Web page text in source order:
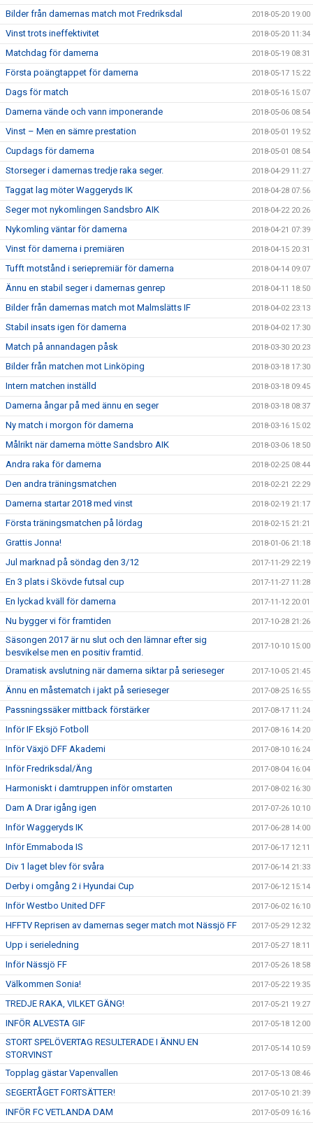
Bilder från damernas match mot Fredriksdal 2018-05-20 19:00
Vinst trots ineffektivitet 2018-05-20 11:34
Matchdag för damerna 2018-05-19 08:31
Första poängtappet för damerna 2018-05-17 15:22
Dags för match 2018-05-16 15:07
Damerna vände och vann imponerande 2018-05-06 08:54
Vinst – Men en sämre prestation 2018-05-01 19:52
Cupdags för damerna 2018-05-01 08:54
Storseger i damernas tredje raka seger. 2018-04-29 11:27
Taggat lag möter Waggeryds IK 2018-04-28 07:56
Seger mot nykomlingen Sandsbro AIK 2018-04-22 20:26
Nykomling väntar för damerna 2018-04-21 07:39
Vinst för damerna i premiären 2018-04-15 20:31
Tufft motstånd i seriepremiär för damerna 2018-04-14 09:07
Ännu en stabil seger i damernas genrep 2018-04-11 18:50
Bilder från damernas match mot Malmslätts IF 2018-04-02 23:13
Stabil insats igen för damerna 2018-04-02 17:30
Match på annandagen påsk 2018-03-30 20:23
Bilder från matchen mot Linköping 2018-03-18 17:30
Intern matchen inställd 2018-03-18 09:45
Damerna ångar på med ännu en seger 2018-03-18 08:37
Ny match i morgon för damerna 2018-03-16 15:02
Målrikt när damerna mötte Sandsbro AIK 2018-03-06 18:50
Andra raka för damerna 2018-02-25 08:44
Den andra träningsmatchen 2018-02-21 22:29
Damerna startar 2018 med vinst 2018-02-19 21:17
Första träningsmatchen på lördag 2018-02-15 21:21
Grattis Jonna! 2018-01-06 21:18
Jul marknad på söndag den 3/12 2017-11-29 22:19
En 3 plats i Skövde futsal cup 2017-11-27 11:28
En lyckad kväll för damerna 2017-11-12 20:01
Nu bygger vi för framtiden 2017-10-28 21:26
Säsongen 2017 är nu slut och den lämnar efter sig
besvikelse men en positiv framtid.
2017-10-10 15:00
Dramatisk avslutning när damerna siktar på serieseger 2017-10-05 21:45
Ännu en måstematch i jakt på serieseger 2017-08-25 16:55
Passningssäker mittback förstärker 2017-08-17 11:24
Inför IF Eksjö Fotboll 2017-08-16 14:20
Inför Växjö DFF Akademi 2017-08-10 16:24
Inför Fredriksdal/Äng 2017-08-04 16:04
Harmoniskt i damtruppen inför omstarten 2017-08-02 16:30
Dam A Drar igång igen 2017-07-26 10:10
Inför Waggeryds IK 2017-06-28 14:00
Inför Emmaboda IS 2017-06-17 12:11
Div 1 laget blev för svåra 2017-06-14 21:33
Derby i omgång 2 i Hyundai Cup 2017-06-12 15:14
Inför Westbo United DFF 2017-06-02 16:10
HFFTV Reprisen av damernas seger match mot Nässjö FF 2017-05-29 12:32
Upp i serieledning 2017-05-27 18:11
Inför Nässjö FF 2017-05-26 18:58
Välkommen Sonia! 2017-05-22 19:35
TREDJE RAKA, VILKET GÄNG! 2017-05-21 19:27
INFÖR ALVESTA GIF 2017-05-18 12:00
STORT SPELÖVERTAG RESULTERADE I ÄNNU EN
STORVINST
2017-05-14 10:59
Topplag gästar Vapenvallen 2017-05-13 08:46
SEGERTÅGET FORTSÄTTER! 2017-05-10 21:39
INFÖR FC VETLANDA DAM 2017-05-09 16:16